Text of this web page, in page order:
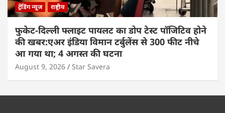
ट्रेंडिंग न्यूज राष्ट्रीय
फुकेट-दिल्ली फ्लाइट पायलट का डोप टेस्ट पॉजिटिव होने
की खबर:एअर इंडिया विमान टर्बुलेंस से 300 फीट नीचे
आ गया था; 4 अगस्त की घटना
August 9, 2026 Star Savera